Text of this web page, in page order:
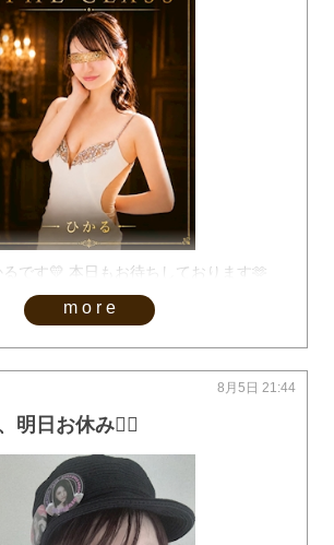
るです💛 本日もお待ちしております🫶
more
明日お休み🙇‍♀️
8月5日 21:44